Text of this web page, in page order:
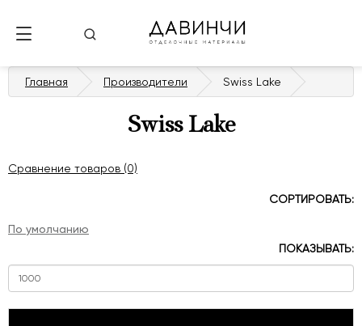
Главная Производители Swiss Lake
Swiss Lake
Сравнение товаров (0)
СОРТИРОВАТЬ:
ПОКАЗЫВАТЬ: